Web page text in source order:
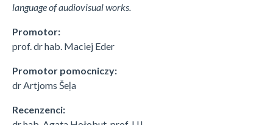
language of audiovisual works.
Promotor:
prof. dr hab. Maciej Eder
Promotor pomocniczy:
dr Artjoms Šeļa
Recenzenci: